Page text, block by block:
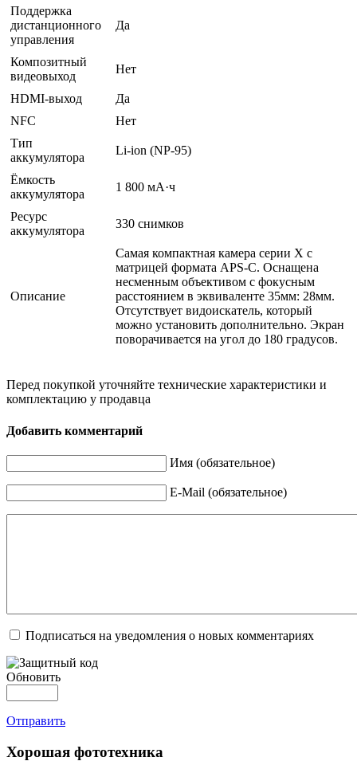
Поддержка
дистанционного
управления
Да
Композитный
видеовыход
Нет
HDMI-выход
Да
NFC
Нет
Тип
аккумулятора
Li-ion (NP-95)
Ёмкость
аккумулятора
1 800 мА·ч
Ресурс
аккумулятора
330 снимков
Описание
Самая компактная камера серии X с
матрицей формата APS-C. Оснащена
несменным объективом с фокусным
расстоянием в эквиваленте 35мм: 28мм.
Отсутствует видоискатель, который
можно установить дополнительно. Экран
поворачивается на угол до 180 градусов.
Перед покупкой уточняйте технические характеристики и
комплектацию у продавца
Добавить комментарий
Имя (обязательное)
E-Mail (обязательное)
Подписаться на уведомления о новых комментариях
Обновить
Отправить
Хорошая фототехника